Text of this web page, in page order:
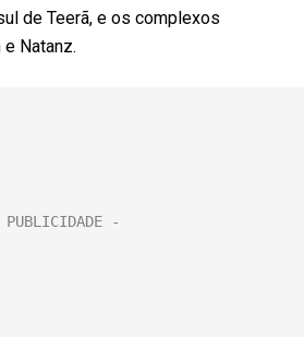
de Teerã, e os complexos
Natanz.